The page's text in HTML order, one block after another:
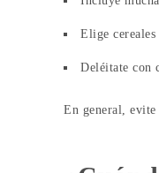
Elige
Deléitate con
En general, evite